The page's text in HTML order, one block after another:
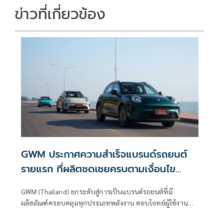
k k
ข่าวที่เกี่ยวข้อง
GWM ประกาศความสำเร็จแบรนด์รถยนต์
รายแรก ที่ผลิตชดเชยครบตามเงื่อนไข
GWM (Thailand) ยกระดับสู่การเป็นแบรนด์รถยนต์ที่มี
ผลิตภัณฑ์ครอบคลุมทุกประเภทพลังงาน ตอบโจทย์ผู้ใช้งานทุก